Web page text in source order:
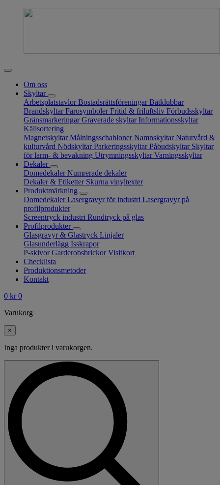
Om oss
Skyltar
Arbetsplatstavlor Bostadsrättsföreningar Båtklubbar
Brandskyltar Farosymboler Fritid & friluftsliv Förbudsskyltar
Gränsmarkeringar Graverade skyltar Informationsskyltar
Källsortering
Magnetskyltar Målningsschabloner Namnskyltar Naturvård &
kulturvård Nödskyltar Parkeringsskyltar Påbudskyltar Skyltar
för larm- & bevakning Utrymningsskyltar Varningsskyltar
Dekaler
Domedekaler Numrerade dekaler
Dekaler & Etiketter Skurna vinyltexter
Produktmärkning
Domedekaler Lasergravyr för industri Lasergravyr på
profilprodukter
Screentryck industri Rundtryck på glas
Profilprodukter
Glasgravyr & Glastryck Linjaler
Glasunderlägg Isskrapor
P-skivor Garderobsbrickor Visitkort
Checklista
Produktionsmetoder
Kontakt
0 kr 0
Varukorg
×
Inga produkter i varukorgen.